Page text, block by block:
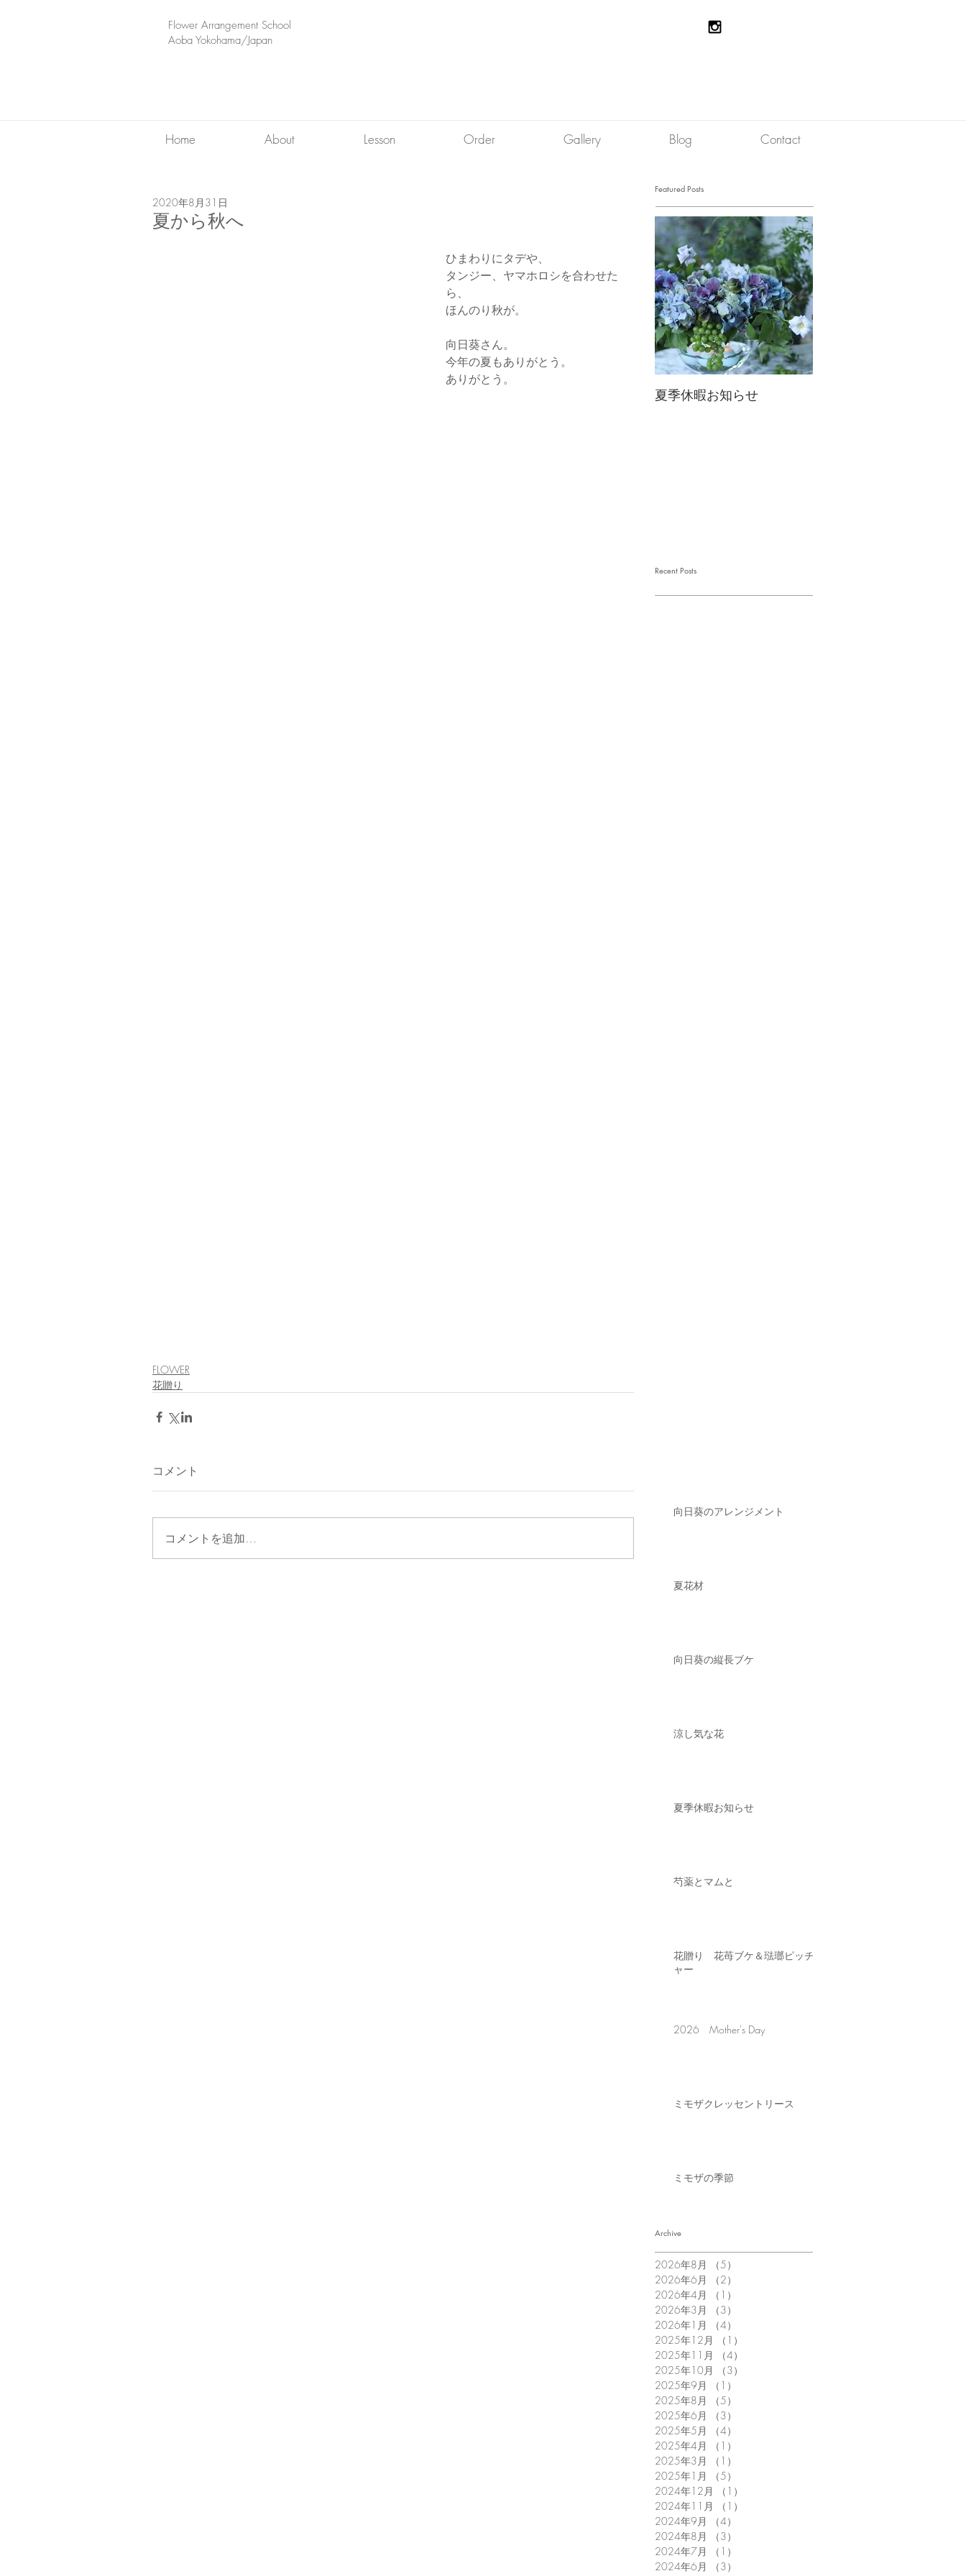
​Flower Arrangement School
Aoba Yokohama/Japan
Home About Lesson Order Gallery Blog Contact
夏から秋へ
2020年8月31日
ひまわりにタデや、
タンジー、ヤマホロシを合わせた
ら、
ほんのり秋が。
向日葵さん。
今年の夏もありがとう。
ありがとう。
FLOWER
花贈り
コメント
コメントを追加…
Featured Posts
夏季休暇お知らせ
Recent Posts
向日葵のアレンジメント
夏花材
向日葵の縦長ブケ
涼し気な花
夏季休暇お知らせ
芍薬とマムと
花贈り 花苺ブケ＆琺瑯ピッチ
ャー
2026 Mother's Day
ミモザクレッセントリース
ミモザの季節
Archive
2026年8月 （5）
2026年6月
（2）
2026年4月
（1）
2026年3月
（3）
2026年1月
（4）
2025年12月
（1）
2025年11月
（4）
2025年10月
（3）
2025年9月
（1）
2025年8月
（5）
2025年6月
（3）
2025年5月
（4）
2025年4月
（1）
2025年3月
（1）
2025年1月
（5）
2024年12月
（1）
2024年11月
（1）
2024年9月
（4）
2024年8月
（3）
2024年7月
（1）
2024年6月
（3）